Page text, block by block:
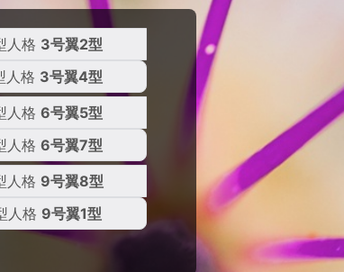
人格 3号翼2型
人格 3号翼4型
人格 6号翼5型
人格 6号翼7型
人格 9号翼8型
人格 9号翼1型